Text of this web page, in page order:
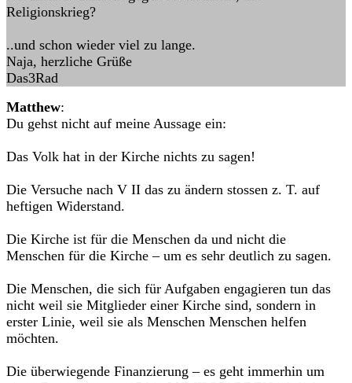
Religionskrieg?
..und schon wieder viel zu lange.
Naja, herzliche Grüße
Das3Rad
Matthew:
Du gehst nicht auf meine Aussage ein:
Das Volk hat in der Kirche nichts zu sagen!
Die Versuche nach V II das zu ändern stossen z. T. auf
heftigen Widerstand.
Die Kirche ist für die Menschen da und nicht die
Menschen für die Kirche – um es sehr deutlich zu sagen.
Die Menschen, die sich für Aufgaben engagieren tun das
nicht weil sie Mitglieder einer Kirche sind, sondern in
erster Linie, weil sie als Menschen Menschen helfen
möchten.
Die überwiegende Finanzierung – es geht immerhin um